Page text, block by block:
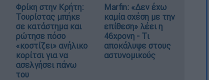
Φρίκη στην Κρήτη:
Τουρίστας μπήκε
σε κατάστημα και
ρώτησε πόσο
«κοστίζει» ανήλικο
κορίτσι για να
ασελγήσει πάνω
του
Marfin: «Δεν έχω
καμία σχέση με την
επίθεση» λέει η
46χρονη - Τι
αποκάλυψε στους
αστυνομικούς